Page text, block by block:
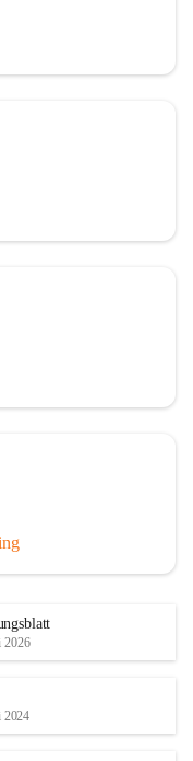
2026
2024